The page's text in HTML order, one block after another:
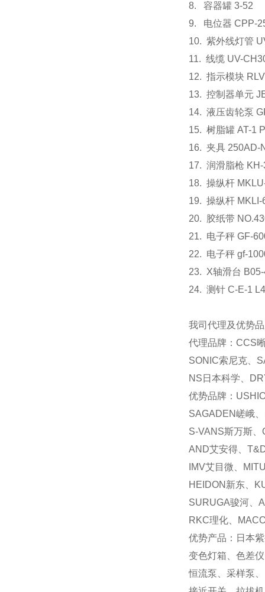
8. 容器罐
9. 电位器
10. 紫外线灯管
11. 线缆 UV-
12. 指示模块
13. 控制器单元
14. 液压齿轮
15. 树脂罐
16. 夹具
17. 润滑脂
18. 操纵杆
19. 操纵杆
20. 胶纸带
21. 电子秤
22. 电子秤
23. X轴滑台
24. 测针 C-E-1
我司代理及优势
代理品牌：CCS
SONIC索尼克、
NS日本科学、
优势品牌：
SAGADEN嵯峨
S-VANS斯万斯
AND艾安得、
IMV艾目微、
HEIDON新东、
SURUGA骏河、
RKC理化、
优势产品：日本
变色灯箱、色差
恒流泵、采样泵